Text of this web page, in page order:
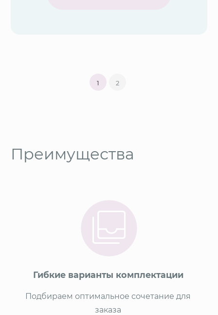
1 2
Преимущества
Гибкие варианты комплектации
Подбираем оптимальное сочетание для
заказа